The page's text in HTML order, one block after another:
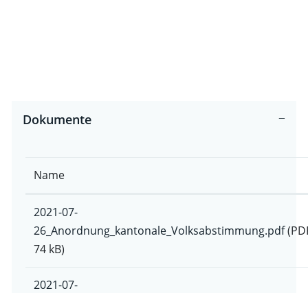
Dokumente
Name
2021-07-
26_Anordnung_kantonale_Volksabstimmung.pdf
74 kB)
2021-07-